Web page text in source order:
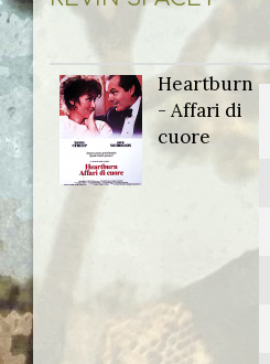
Heartburn
- Affari di
cuore